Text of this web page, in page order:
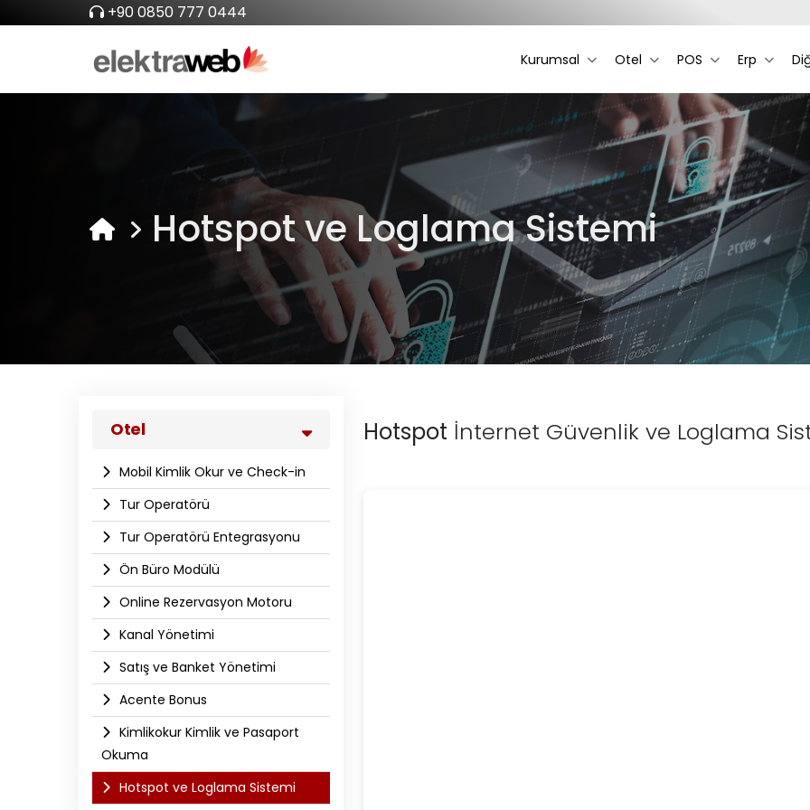
+90 0850 777 0444
Kurumsal Otel POS Erp
Hotspot ve Loglama Sistemi
Otel
Mobil Kimlik Okur ve Check-in
Tur Operatörü
Tur Operatörü Entegrasyonu
Ön Büro Modülü
Online Rezervasyon Motoru
Kanal Yönetimi
Satış ve Banket Yönetimi
Acente Bonus
Kimlikokur Kimlik ve Pasaport
Okuma
Hotspot ve Loglama Sistemi
Hotspot İnternet Güvenlik ve Loglama